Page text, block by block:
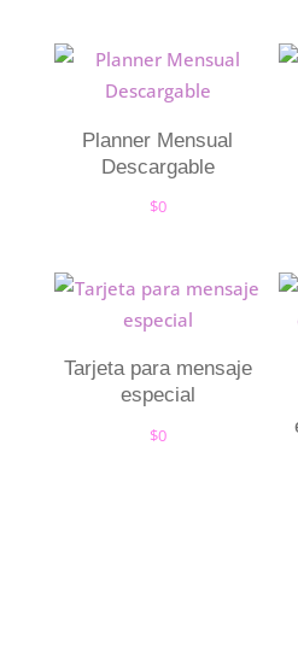
Planner Mensual
Descargable
$0
Tarjeta para mensaje
especial
$0